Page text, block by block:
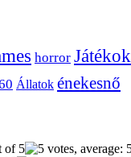
horror Játékok
Állatok énekesnő